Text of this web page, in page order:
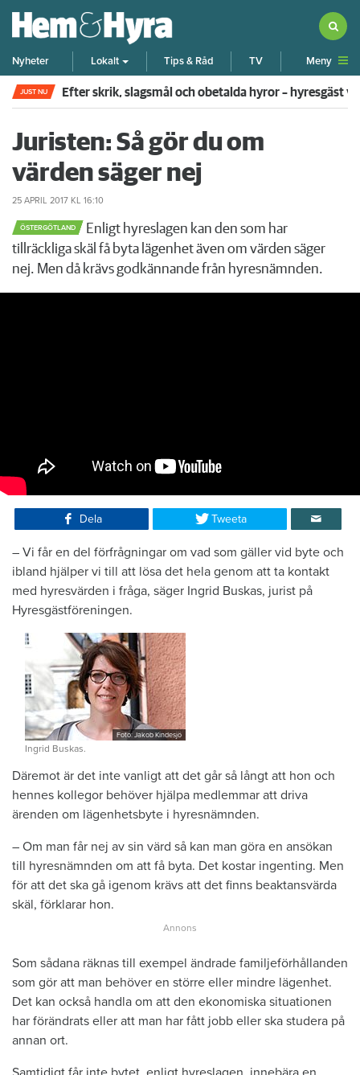
Nyheter Lokalt Tips & Råd TV Meny
JUST NU Efter skrik, slagsmål och obetalda hyror – hyresgäst
Juristen: Så gör du om
värden säger nej
25 APRIL 2017 KL 16:10
ÖSTERGÖTLAND
Enligt hyreslagen kan den som har
tillräckliga skäl få byta lägenhet även om värden säger
nej. Men då krävs godkännande från hyresnämnden.
Dela Tweeta
– Vi får en del förfrågningar om vad som gäller vid byte och
ibland hjälper vi till att lösa det hela genom att ta kontakt
med hyresvärden i fråga, säger Ingrid Buskas, jurist på
Hyresgästföreningen.
Foto: Jakob Kindesjö
Ingrid Buskas.
Däremot är det inte vanligt att det går så långt att hon och
hennes kollegor behöver hjälpa medlemmar att driva
ärenden om lägenhetsbyte i hyresnämnden.
– Om man får nej av sin värd så kan man göra en ansökan
till hyresnämnden om att få byta. Det kostar ingenting. Men
för att det ska gå igenom krävs att det finns beaktansvärda
skäl, förklarar hon.
Som sådana räknas till exempel ändrade familjeförhållanden
som gör att man behöver en större eller mindre lägenhet.
Det kan också handla om att den ekonomiska situationen
har förändrats eller att man har fått jobb eller ska studera på
annan ort.